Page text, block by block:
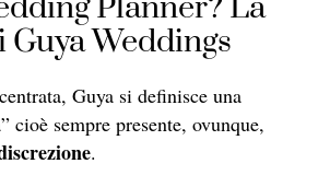
Weddings
Guya si definisce una
cioè sempre presente, ovunque,
.